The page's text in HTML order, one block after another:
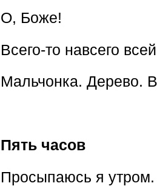
О, Боже!
Всего-то навсего
Мальчонка. Дерево.
Пять часов
Просыпаюсь я